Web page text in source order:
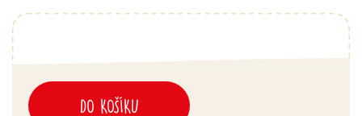
DO KOŠÍKU